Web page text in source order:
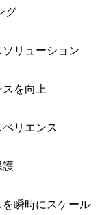
グ
リューション
を向上
リエンス
護
瞬時にスケール